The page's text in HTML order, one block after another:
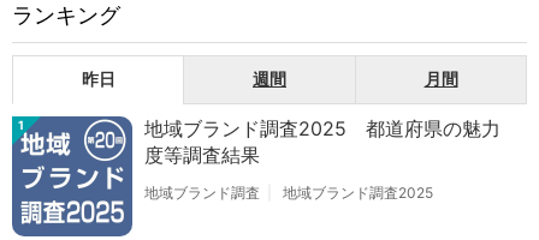
ランキング
昨日 週間 月間
1
地域ブランド調査2025 都道府県の魅力
度等調査結果
地域ブランド調査 地域ブランド調査2025